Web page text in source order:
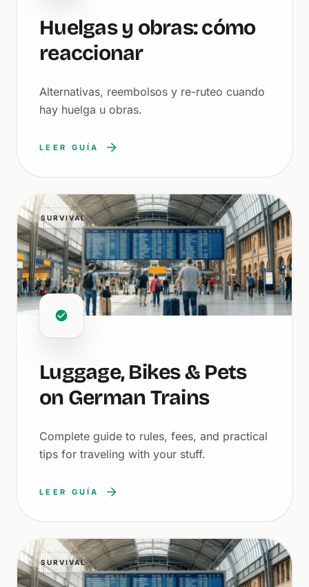
Huelgas y obras: cómo
reaccionar
Alternativas, reembolsos y re-ruteo cuando
hay huelga u obras.
LEER GUÍA
SURVIVAL
Luggage, Bikes & Pets
on German Trains
Complete guide to rules, fees, and practical
tips for traveling with your stuff.
LEER GUÍA
SURVIVAL